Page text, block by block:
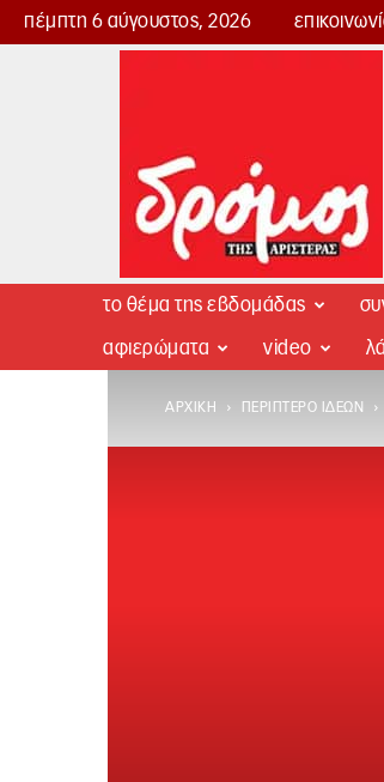
πέμπτη 6 αύγουστος, 2026
Δρόμος
το θέμα της εβδομάδας
αφιερώματα video
ΑΡΧΙΚΉ ΠΕΡΊΠΤΕΡΟ ΙΔΕΏΝ